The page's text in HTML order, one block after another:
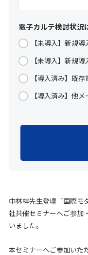
電子カルテ検討状況
【未導入】新規
【未導入】新規
【導入済み】既
【導入済み】他
中林梓先生登壇「国際モ
社共催セミナーへご参加
いました。
本セミナーへご参加いた